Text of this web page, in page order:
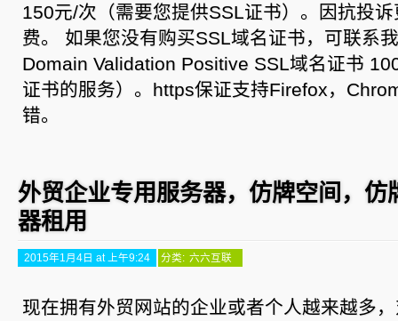
150元/次（需要您提供SSL证书）。因抗投
费。 如果您没有购买SSL域名证书，可联系
Domain Validation Positive SSL域名证书
证书的服务）。https保证支持Firefox，
错。
外贸企业专用服务器，仿牌空间，仿
器租用
2015年1月4日 at 上午9:24 分类: 六六互联
现在拥有外贸网站的企业或者个人越来越多